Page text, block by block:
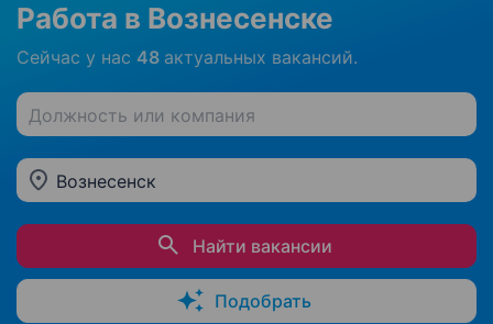
Работа в Вознесенске
Сейчас у нас 48 актуальных вакансий.
Должность или компания
Вознесенск
Найти вакансии
Подобрать